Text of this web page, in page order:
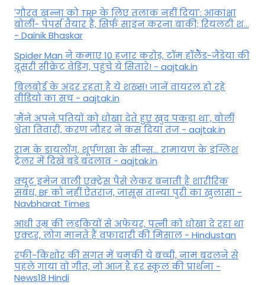
'गौरव खन्ना को TRP के लिए तलाक नहीं दिया': आकांक्षा
बोलीं- पेपर्स तैयार हैं, सिर्फ साइन करना बाकी; रियलटी श...
- Dainik Bhaskar
Spider Man ने कमाए 10 हजार करोड़, टॉम हॉलैेंड-जैंडेया की
दूसरी सीक्रेट वेडिंग, पहुंचे ये सितारे! - aajtak.in
बिलबोर्ड के अंदर रहता है ये शख्स! जानें वायरल हो रहे
वीडियो का सच - aajtak.in
'मैंने अपने पतियों को धोखा देते हुए खुद पकड़ा था', बोलीं
श्वेता तिवारी, करण जौहर ने कस दिया तंज - aajtak.in
राम के डायलॉग, शूर्पणखा के सीन्स... रामायण के इंग्लिश
ट्रेलर में दिखे बड़े बदलाव - aajtak.in
क्यूट इमेज वाली एक्ट्रेस पैसे लेकर बनाती है शारीरिक
संबंध, BF को नहीं ऐतराज, जासूस तान्‍या पुरी का खुलासा -
Navbharat Times
आधी उम्र की लड़कियों से अफेयर, पत्नी को धोखा दे रहा था
एक्टर, लोग मानते हैं वफादारी की मिसाल - Hindustan
रफी-किशोर की संगत में चमकी ये बच्ची, नाम बदलने से
पहले गाया वो गीत, जो आज है हर स्कूल की प्रार्थना -
News18 Hindi